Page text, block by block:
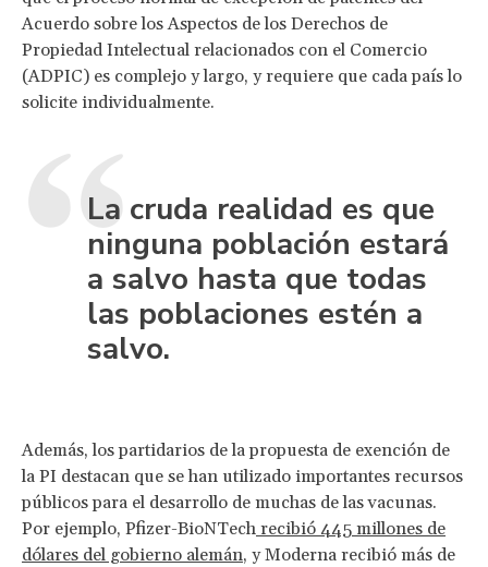
Acuerdo sobre los Aspectos de los Derechos de
Propiedad Intelectual relacionados con el Comercio
(ADPIC) es complejo y largo, y requiere que cada país lo
solicite individualmente.
La cruda realidad es que
ninguna población estará
a salvo hasta que todas
las poblaciones estén a
salvo.
Además, los partidarios de la propuesta de exención de
la PI destacan que se han utilizado importantes recursos
públicos para el desarrollo de muchas de las vacunas.
Por ejemplo, Pfizer-BioNTech recibió 445 millones de
dólares del gobierno alemán, y Moderna recibió más de